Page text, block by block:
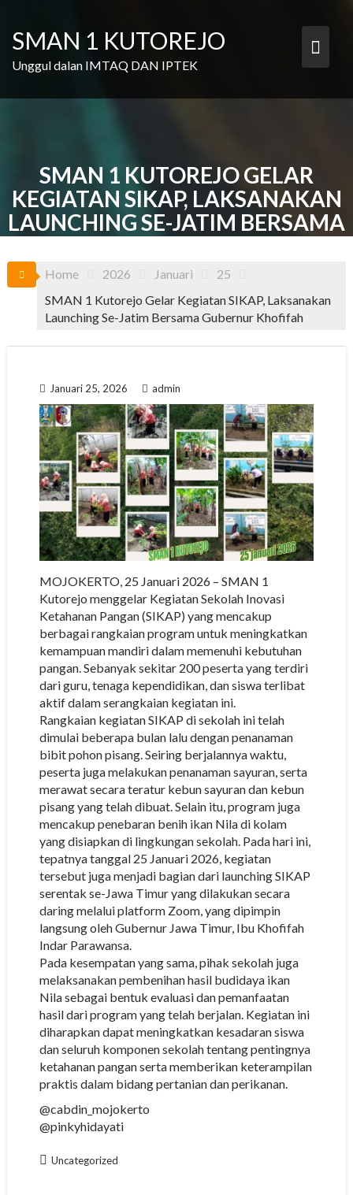
content
SMAN 1 KUTOREJO
Unggul dalan IMTAQ DAN IPTEK
SMAN 1 KUTOREJO GELAR
KEGIATAN SIKAP, LAKSANAKAN
LAUNCHING SE-JATIM BERSAMA
Home 2026 Januari
25
SMAN 1 Kutorejo Gelar Kegiatan SIKAP, Laksanakan
Launching Se-Jatim Bersama Gubernur Khofifah
Januari 25, 2026 admin
MOJOKERTO, 25 Januari 2026 – SMAN 1
Kutorejo menggelar Kegiatan Sekolah Inovasi
Ketahanan Pangan (SIKAP) yang mencakup
berbagai rangkaian program untuk meningkatkan
kemampuan mandiri dalam memenuhi kebutuhan
pangan. Sebanyak sekitar 200 peserta yang terdiri
dari guru, tenaga kependidikan, dan siswa terlibat
aktif dalam serangkaian kegiatan ini.
Rangkaian kegiatan SIKAP di sekolah ini telah
dimulai beberapa bulan lalu dengan penanaman
bibit pohon pisang. Seiring berjalannya waktu,
peserta juga melakukan penanaman sayuran, serta
merawat secara teratur kebun sayuran dan kebun
pisang yang telah dibuat. Selain itu, program juga
mencakup penebaran benih ikan Nila di kolam
yang disiapkan di lingkungan sekolah. Pada hari ini,
tepatnya tanggal 25 Januari 2026, kegiatan
tersebut juga menjadi bagian dari launching SIKAP
serentak se-Jawa Timur yang dilakukan secara
daring melalui platform Zoom, yang dipimpin
langsung oleh Gubernur Jawa Timur, Ibu Khofifah
Indar Parawansa.
Pada kesempatan yang sama, pihak sekolah juga
melaksanakan pembenihan hasil budidaya ikan
Nila sebagai bentuk evaluasi dan pemanfaatan
hasil dari program yang telah berjalan. Kegiatan ini
diharapkan dapat meningkatkan kesadaran siswa
dan seluruh komponen sekolah tentang pentingnya
ketahanan pangan serta memberikan keterampilan
praktis dalam bidang pertanian dan perikanan.
@cabdin_mojokerto
@pinkyhidayati
Uncategorized